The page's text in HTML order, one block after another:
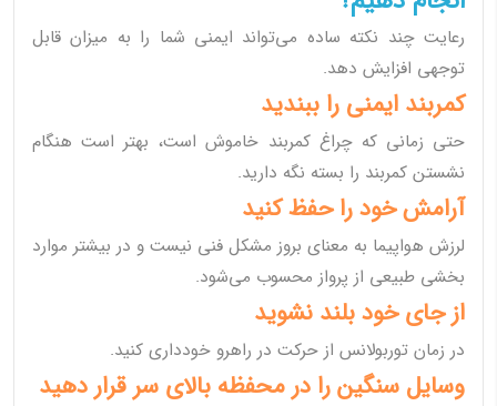
رعایت چند نکته ساده می‌تواند ایمنی شما را به میزان قابل
توجهی افزایش دهد.
کمربند ایمنی را ببندید
حتی زمانی که چراغ کمربند خاموش است، بهتر است هنگام
نشستن کمربند را بسته نگه دارید.
آرامش خود را حفظ کنید
لرزش هواپیما به معنای بروز مشکل فنی نیست و در بیشتر موارد
بخشی طبیعی از پرواز محسوب می‌شود.
از جای خود بلند نشوید
در زمان توربولانس از حرکت در راهرو خودداری کنید.
وسایل سنگین را در محفظه بالای سر قرار دهید